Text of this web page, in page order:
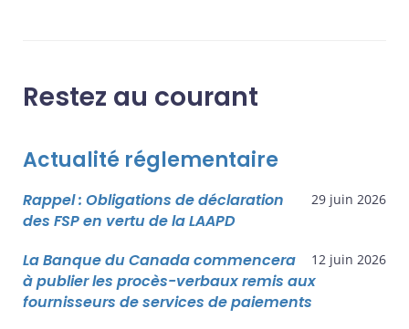
Restez au courant
Actualité réglementaire
29 juin 2026
Rappel : Obligations de déclaration
des FSP en vertu de la LAAPD
12 juin 2026
La Banque du Canada commencera
à publier les procès-verbaux remis aux
fournisseurs de services de paiements